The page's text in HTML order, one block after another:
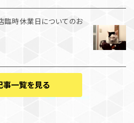
臨時休業日についてのお
事一覧を見る